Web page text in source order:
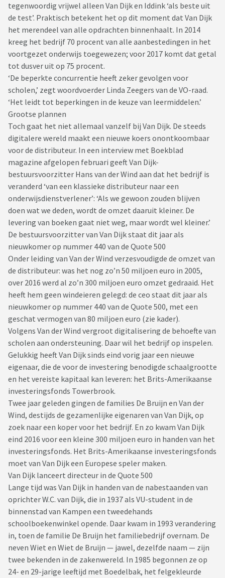
tegenwoordig vrijwel alleen Van Dijk en Iddink ‘als beste uit
de test’. Praktisch betekent het op dit moment dat Van Dijk
het merendeel van alle opdrachten binnenhaalt. In 2014
kreeg het bedrijf 70 procent van alle aanbestedingen in het
voortgezet onderwijs toegewezen; voor 2017 komt dat getal
tot dusver uit op 75 procent.
‘De beperkte concurrentie heeft zeker gevolgen voor
scholen,’ zegt woordvoerder Linda Zeegers van de VO-raad.
‘Het leidt tot beperkingen in de keuze van leermiddelen.’
Grootse plannen
Toch gaat het niet allemaal vanzelf bij Van Dijk. De steeds
digitalere wereld maakt een nieuwe koers onontkoombaar
voor de distributeur. In een interview met Boekblad
magazine afgelopen februari geeft Van Dijk-
bestuursvoorzitter Hans van der Wind aan dat het bedrijf is
veranderd ‘van een klassieke distributeur naar een
onderwijsdienstverlener’: ‘Als we gewoon zouden blijven
doen wat we deden, wordt de omzet daaruit kleiner. De
levering van boeken gaat niet weg, maar wordt wel kleiner.’
De bestuursvoorzitter van Van Dijk staat dit jaar als
nieuwkomer op nummer 440 van de Quote 500
Onder leiding van Van der Wind verzesvoudigde de omzet van
de distributeur: was het nog zo’n 50 miljoen euro in 2005,
over 2016 werd al zo’n 300 miljoen euro omzet gedraaid. Het
heeft hem geen windeieren gelegd: de ceo staat dit jaar als
nieuwkomer op nummer 440 van de Quote 500, met een
geschat vermogen van 80 miljoen euro (zie kader).
Volgens Van der Wind vergroot digitalisering de behoefte van
scholen aan ondersteuning. Daar wil het bedrijf op inspelen.
Gelukkig heeft Van Dijk sinds eind vorig jaar een nieuwe
eigenaar, die de voor de investering benodigde schaalgrootte
en het vereiste kapitaal kan leveren: het Brits-Amerikaanse
investeringsfonds Towerbrook.
Twee jaar geleden gingen de families De Bruijn en Van der
Wind, destijds de gezamenlijke eigenaren van Van Dijk, op
zoek naar een koper voor het bedrijf. En zo kwam Van Dijk
eind 2016 voor een kleine 300 miljoen euro in handen van het
investeringsfonds. Het Brits-Amerikaanse investeringsfonds
moet van Van Dijk een Europese speler maken.
Van Dijk lanceert directeur in de Quote 500
Lange tijd was Van Dijk in handen van de nabestaanden van
oprichter W.C. van Dijk, die in 1937 als VU-student in de
binnenstad van Kampen een tweedehands
schoolboekenwinkel opende. Daar kwam in 1993 verandering
in, toen de familie De Bruijn het familiebedrijf overnam. De
neven Wiet en Wiet de Bruijn — jawel, dezelfde naam — zijn
twee bekenden in de zakenwereld. In 1985 begonnen ze op
24- en 29-jarige leeftijd met Boedelbak, het felgekleurde